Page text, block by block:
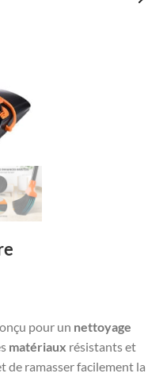
pour un nettoyage
matériaux résistants et
de ramasser facilement la